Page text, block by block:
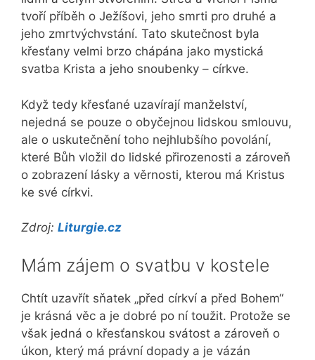
tvoří příběh o Ježíšovi, jeho smrti pro druhé a
jeho zmrtvýchvstání. Tato skutečnost byla
křesťany velmi brzo chápána jako mystická
svatba Krista a jeho snoubenky – církve.
Když tedy křesťané uzavírají manželství,
nejedná se pouze o obyčejnou lidskou smlouvu,
ale o uskutečnění toho nejhlubšího povolání,
které Bůh vložil do lidské přirozenosti a zároveň
o zobrazení lásky a věrnosti, kterou má Kristus
ke své církvi.
Zdroj: Liturgie.cz
Mám zájem o svatbu v kostele
Chtít uzavřít sňatek „před církví a před Bohem“
je krásná věc a je dobré po ní toužit. Protože se
však jedná o křesťanskou svátost a zároveň o
úkon, který má právní dopady a je vázán